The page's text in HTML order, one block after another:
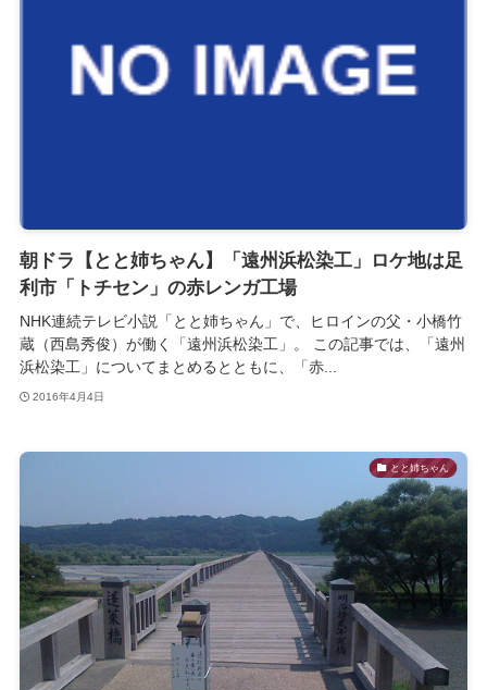
朝ドラ【とと姉ちゃん】「遠州浜松染工」ロケ地は足
利市「トチセン」の赤レンガ工場
NHK連続テレビ小説「とと姉ちゃん」で、ヒロインの父・小橋竹
蔵（西島秀俊）が働く「遠州浜松染工」。 この記事では、「遠州
浜松染工」についてまとめるとともに、「赤...
2016年4月4日
とと姉ちゃん